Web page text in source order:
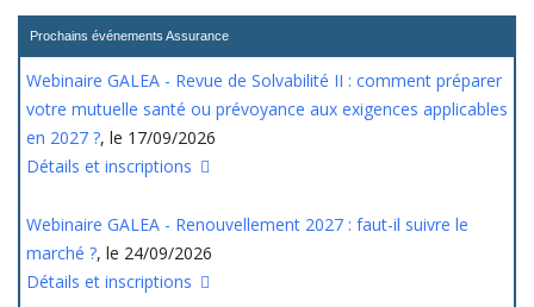
Prochains événements Assurance
Webinaire GALEA - Revue de Solvabilité II : comment préparer
votre mutuelle santé ou prévoyance aux exigences applicables
en 2027 ?, le 17/09/2026
Détails et inscriptions
Webinaire GALEA - Renouvellement 2027 : faut-il suivre le
marché ?, le 24/09/2026
Détails et inscriptions